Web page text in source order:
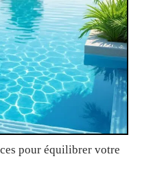
pour équilibrer votre